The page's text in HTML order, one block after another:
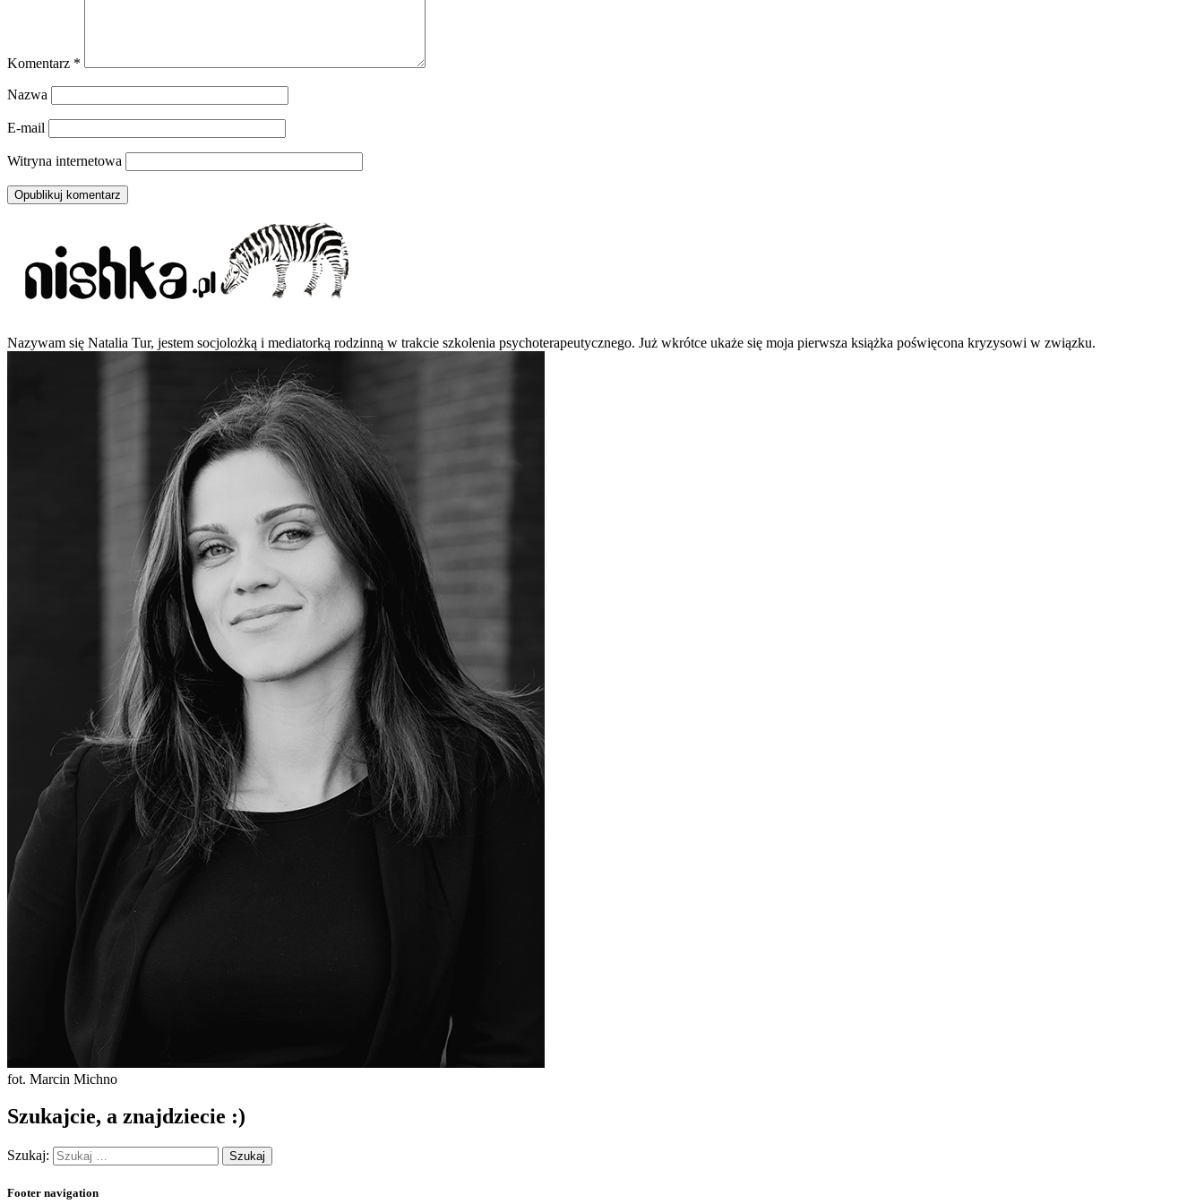
Komentarz *
Nazwa
E-mail
Witryna internetowa
Nazywam się Natalia Tur, jestem socjolożką i mediatorką rodzinną w trakcie szkolenia psychoterapeutycznego. Już wkrótce ukaże się moja pierwsza książka poświęcona kryzysowi w związku.
fot. Marcin Michno
Szukajcie, a znajdziecie :)
Szukaj:
Footer navigation